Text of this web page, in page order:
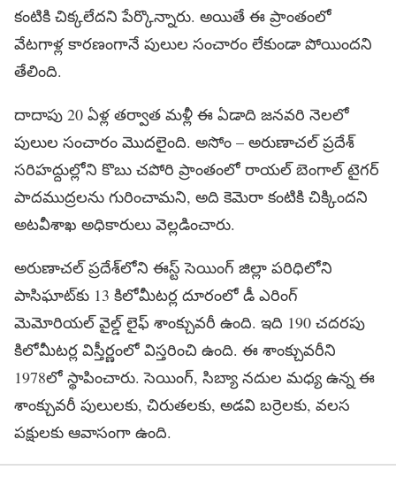
కంటికి చిక్క‌లేదని పేర్కొన్నారు. అయితే ఈ ప్రాంతంలో
వేట‌గాళ్ల కార‌ణంగానే పులుల సంచారం లేకుండా పోయింద‌ని
తేలింది.
దాదాపు 20 ఏళ్ల త‌ర్వాత మ‌ళ్లీ ఈ ఏడాది జ‌న‌వ‌రి నెల‌లో
పులుల సంచారం మొద‌లైంది. అసోం – అరుణాచ‌ల్ ప్ర‌దేశ్
స‌రిహ‌ద్దుల్లోని కొబు చ‌పోరి ప్రాంతంలో రాయ‌ల్ బెంగాల్ టైగ‌ర్
పాద‌ముద్ర‌ల‌ను గురించామ‌ని, అది కెమెరా కంటికి చిక్కింద‌ని
అట‌వీశాఖ అధికారులు వెల్ల‌డించారు.
అరుణాచ‌ల్ ప్ర‌దేశ్‌లోని ఈస్ట్ సెయింగ్ జిల్లా ప‌రిధిలోని
పాసిఘాట్‌కు 13 కిలోమీట‌ర్ల దూరంలో డీ ఎరింగ్
మెమోరియ‌ల్ వైల్డ్ లైఫ్ శాంక్చువ‌రీ ఉంది. ఇది 190 చ‌ద‌ర‌పు
కిలోమీట‌ర్ల విస్తీర్ణంలో విస్త‌రించి ఉంది. ఈ శాంక్చువ‌రీని
1978లో స్థాపించారు. సెయింగ్, సిబ్యా న‌దుల మ‌ధ్య ఉన్న ఈ
శాంక్చువ‌రీ పులుల‌కు, చిరుత‌ల‌కు, అడ‌వి బ‌ర్రెల‌కు, వ‌ల‌స
ప‌క్షుల‌కు ఆవాసంగా ఉంది.